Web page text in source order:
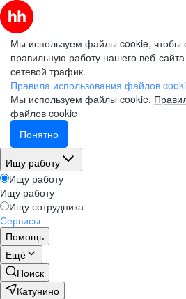
Мы используем файлы cookie, чтобы
правильную работу нашего веб-
сетевой трафик.
Правила использования файлов
Мы используем файлы cookie.
файлов cookie
Понятно
Ищу работу
Ищу работу
Ищу работу
Ищу сотрудника
Сервисы
Помощь
Ещё
Поиск
Катунино